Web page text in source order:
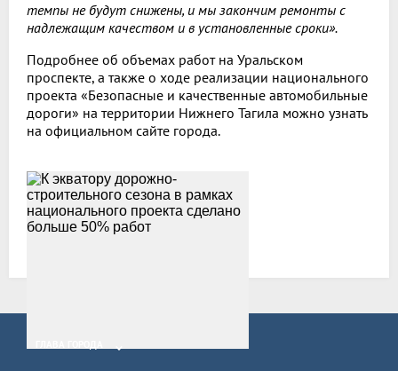
темпы не будут снижены, и мы закончим ремонты с
надлежащим качеством и в установленные сроки».
Подробнее об объемах работ на Уральском
проспекте, а также о ходе реализации национального
проекта «Безопасные и качественные автомобильные
дороги» на территории Нижнего Тагила можно узнать
на официальном сайте города.
Все новости